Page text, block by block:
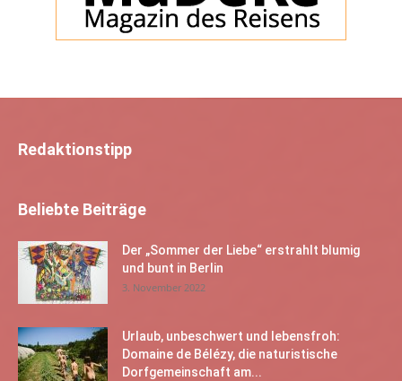
Redaktionstipp
Beliebte Beiträge
Der „Sommer der Liebe“ erstrahlt blumig
und bunt in Berlin
3. November 2022
Urlaub, unbeschwert und lebensfroh:
Domaine de Bélézy, die naturistische
Dorfgemeinschaft am...